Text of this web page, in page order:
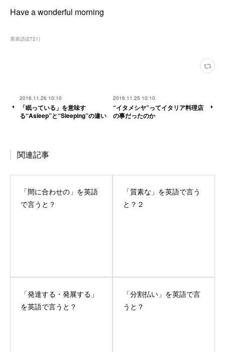
Have a wonderful morning
英単語(2721)
2016.11.26 10:10
「眠っている」を意味す
る“Asleep”と“Sleeping”の違い
2016.11.25 10:10
“イタメシヤ”ってイタリア料理店
の事だったのか
関連記事
「間に合わせの」を英語
で言うと？
「質素な」を英語で言う
と？２
「発達する・発展する」
を英語で言うと？
「分割払い」を英語で言
うと？